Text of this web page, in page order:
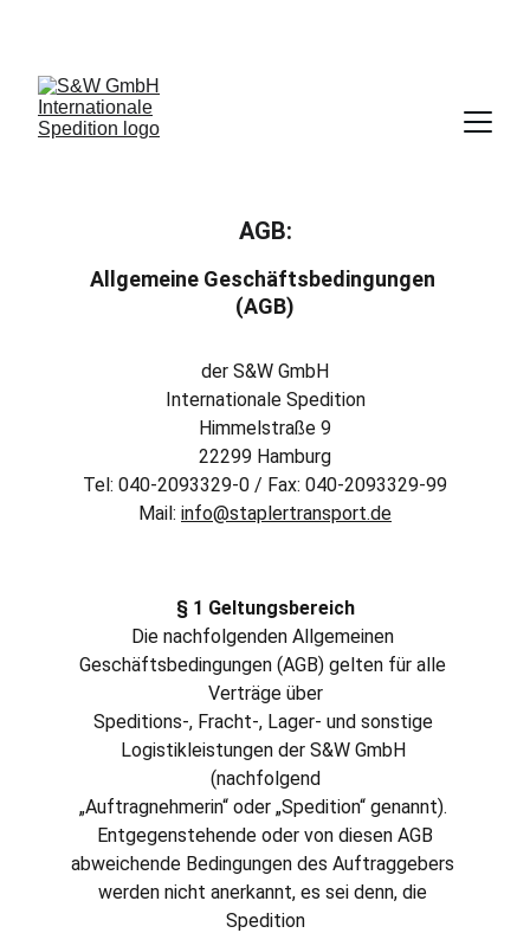
AGB:
Allgemeine Geschäftsbedingungen
(AGB)
der S&W GmbH
Internationale Spedition
Himmelstraße 9
22299 Hamburg
Tel: 040-2093329-0 / Fax: 040-2093329-99
Mail: info@staplertransport.de
§ 1 Geltungsbereich
Die nachfolgenden Allgemeinen
Geschäftsbedingungen (AGB) gelten für alle
Verträge über
Speditions-, Fracht-, Lager- und sonstige
Logistikleistungen der S&W GmbH
(nachfolgend
„Auftragnehmerin“ oder „Spedition“ genannt).
Entgegenstehende oder von diesen AGB
abweichende Bedingungen des Auftraggebers
werden nicht anerkannt, es sei denn, die
Spedition